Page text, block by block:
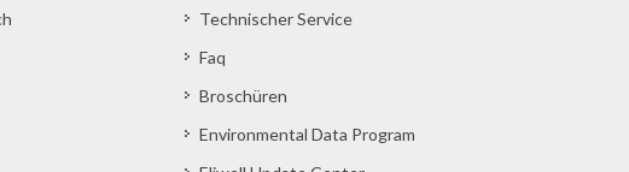
Technischer Service
Faq
Broschüren
Environmental Data Program